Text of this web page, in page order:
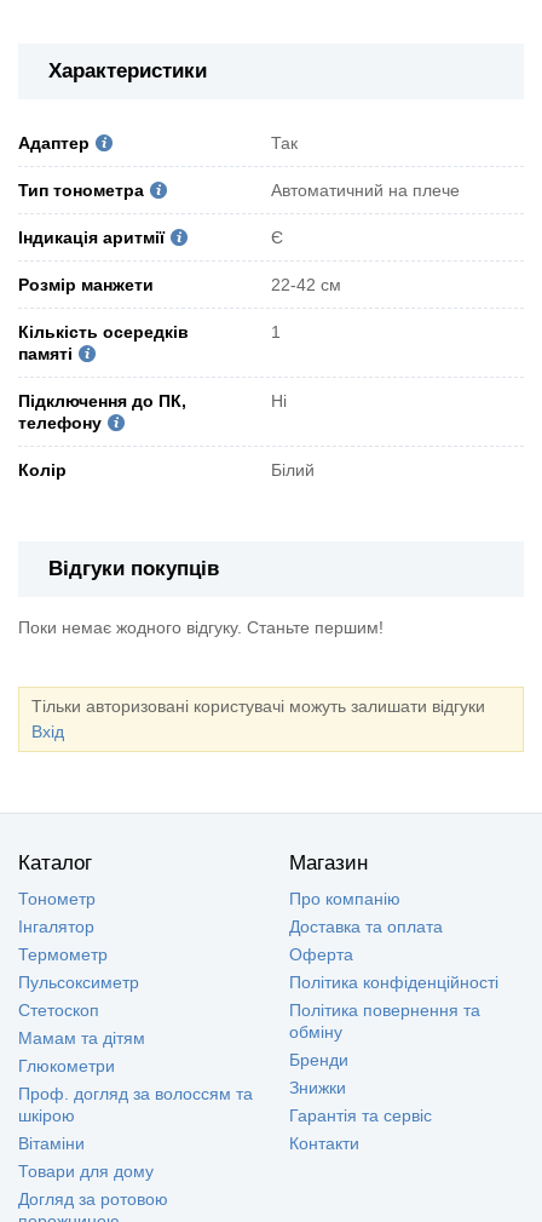
Характеристики
Адаптер Так
Тип тонометра Автоматичний на плече
Індикація аритмії Є
Розмір манжети 22-42 см
Кількість осередків
памяті
1
Підключення до ПК,
телефону
Ні
Колір Білий
Відгуки покупців
Поки немає жодного відгуку. Станьте першим!
Тільки авторизовані користувачі можуть залишати відгуки
Вхід
Каталог
Тонометр
Інгалятор
Термометр
Пульсоксиметр
Стетоскоп
Мамам та дітям
Глюкометри
Проф. догляд за волоссям та
шкірою
Вітаміни
Товари для дому
Догляд за ротовою
Магазин
Про компанію
Доставка та оплата
Оферта
Політика конфіденційності
Політика повернення та
обміну
Бренди
Знижки
Гарантія та сервіс
Контакти